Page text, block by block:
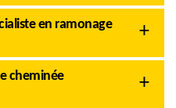
en ramonage
cheminée